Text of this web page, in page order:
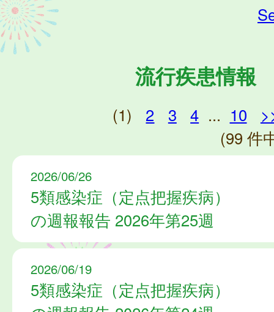
流行疾患情報
(1) 2 3 4 ... 10
(99 件
2026/06/26
5類感染症（定点把握疾病）
の週報報告 2026年第25週
2026/06/19
5類感染症（定点把握疾病）